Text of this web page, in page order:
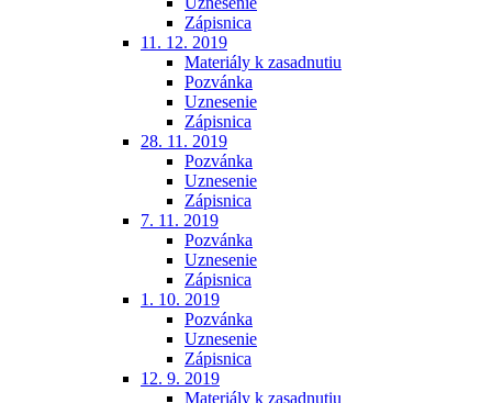
Zápisnica
11. 12. 2019
Materiály k zasadnutiu
Pozvánka
Uznesenie
Zápisnica
28. 11. 2019
Pozvánka
Uznesenie
Zápisnica
7. 11. 2019
Pozvánka
Uznesenie
Zápisnica
1. 10. 2019
Pozvánka
Uznesenie
Zápisnica
12. 9. 2019
Materiály k zasadnutiu